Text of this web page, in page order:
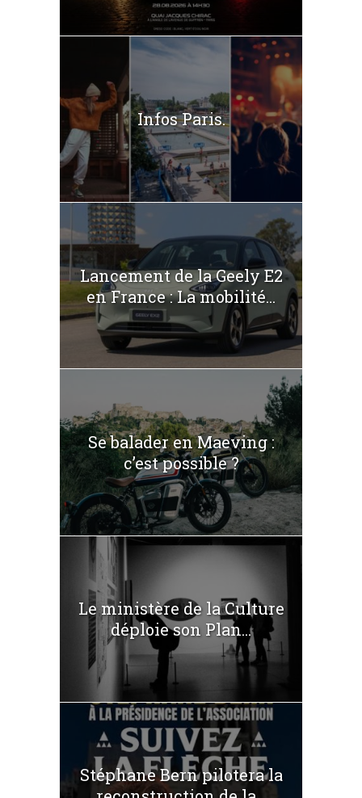
Infos Paris.
Lancement de la Geely E2
en France : La mobilité...
Se balader en Maeving :
c’est possible ?
Le ministère de la Culture
déploie son Plan...
Stéphane Bern pilotera la